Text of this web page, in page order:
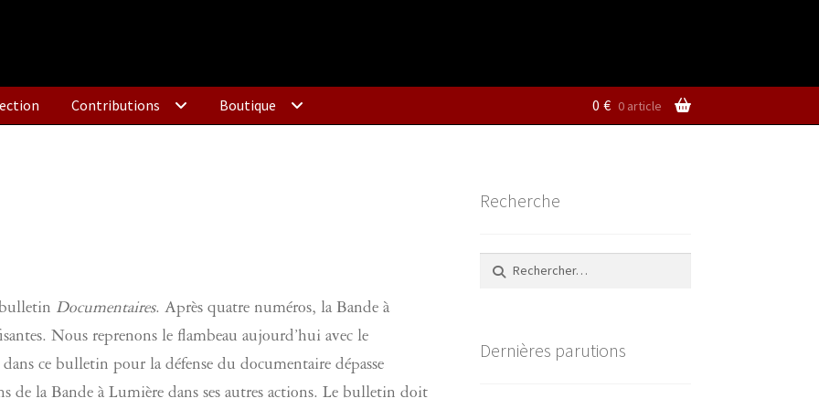
Contributions Boutique 0 € 0 article
Documentaires. Après quatre numéros, la Bande à
Nous reprenons le flambeau aujourd’hui avec le
ce bulletin pour la défense du documentaire dépasse
de la Bande à Lumière dans ses autres actions. Le bulletin doit
Recherche
Rechercher :
Dernières parutions